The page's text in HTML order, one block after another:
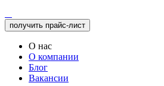
получить прайс-лист
О нас
О компании
Блог
Вакансии